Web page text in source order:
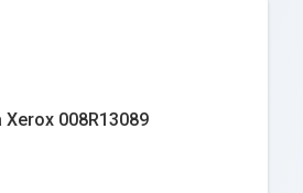
Xerox 008R13089